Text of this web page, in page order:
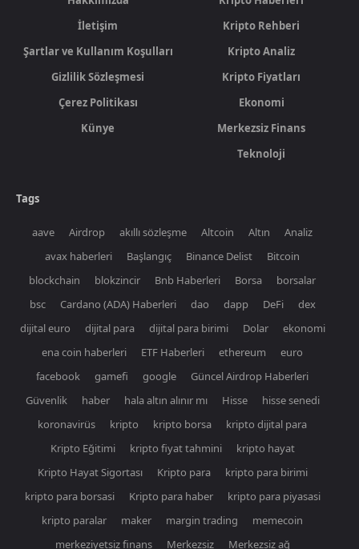
İletişim
Şartlar ve Kullanım Koşulları
Gizlilik Sözleşmesi
Çerez Politikası
Künye
Kripto Rehberi
Kripto Analiz
Kripto Fiyatları
Ekonomi
Merkezsiz Finans
Teknoloji
Tags
aave Airdrop akıllı sözleşme Altcoin Altın
Analiz
avax haberleri
Başlangıç Binance Delist
Bitcoin
blockchain
blokzincir Bnb Haberleri Borsa
borsalar
bsc
Cardano (ADA) Haberleri dao dapp DeFi
dex
dijital euro
dijital para dijital para birimi Dolar
ekonomi
ena coin haberleri
ETF Haberleri ethereum
euro
facebook
gamefi google
Güncel Airdrop Haberleri
Güvenlik
haber hala altın alınır mı Hisse
hisse senedi
koronavirüs
kripto kripto borsa
kripto dijital para
Kripto Eğitimi
kripto fiyat tahmini
kripto hayat
Kripto Hayat Sigortası
Kripto para
kripto para birimi
kripto para borsasi
Kripto para haber
kripto para piyasasi
kripto paralar
maker margin trading
memecoin
merkeziyetsiz finans
Merkezsiz Merkezsiz ağ